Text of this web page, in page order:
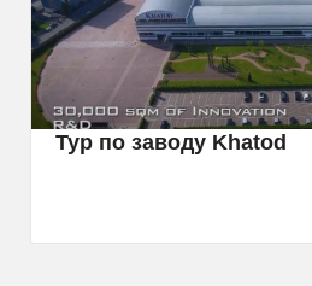
Тур по заводу Khatod